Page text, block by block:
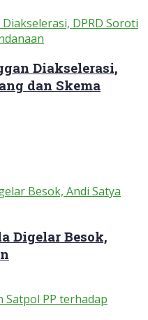
Diakselerasi,
dan Skema
Digelar Besok,